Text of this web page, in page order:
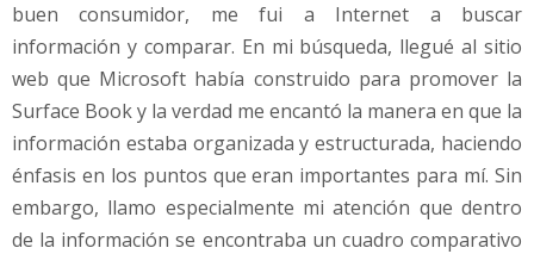
buen consumidor, me fui a Internet a buscar
información y comparar. En mi búsqueda, llegué al sitio
web que Microsoft había construido para promover la
Surface Book y la verdad me encantó la manera en que la
información estaba organizada y estructurada, haciendo
énfasis en los puntos que eran importantes para mí. Sin
embargo, llamo especialmente mi atención que dentro
de la información se encontraba un cuadro comparativo